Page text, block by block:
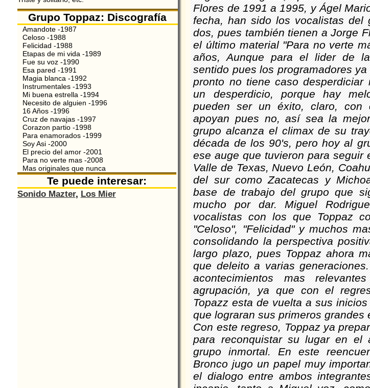
Grupo Toppaz: Discografía
Amandote -1987
Celoso -1988
Felicidad -1988
Etapas de mi vida -1989
Fue su voz -1990
Esa pared -1991
Magia blanca -1992
Instrumentales -1993
Mi buena estrella -1994
Necesito de alguien -1996
16 Años -1996
Cruz de navajas -1997
Corazon partio -1998
Para enamorados -1999
Soy Asi -2000
El precio del amor -2001
Para no verte mas -2008
Mas originales que nunca
Te puede interesar:
Sonido Mazter, Los Mier
Flores de 1991 a 1995, y Ágel
fecha, han sido los vocalistas del
dos, pues también tienen a Jorge
el último material "Para no verte
años, Aunque para el lider de
sentido pues los programadores
pronto no tiene caso desperdiciar
un desperdicio, porque hay
pueden ser un éxito, claro,
apoyan pues no, así sea la
grupo alcanza el climax de su
década de los 90's, pero hoy al
ese auge que tuvieron para seguir
Valle de Texas, Nuevo León,
del sur como Zacatecas y
base de trabajo del grupo que
mucho por dar. Miguel
vocalistas con los que Toppaz
"Celoso", "Felicidad" y muchos
consolidando la perspectiva
largo plazo, pues Toppaz ahora
que deleito a varias
acontecimientos mas
agrupación, ya que con el
Topazz esta de vuelta a sus
que lograran sus primeros grandes
Con este regreso, Toppaz ya
para reconquistar su lugar en el
grupo inmortal. En este
Bronco jugo un papel muy
el dialogo entre ambos